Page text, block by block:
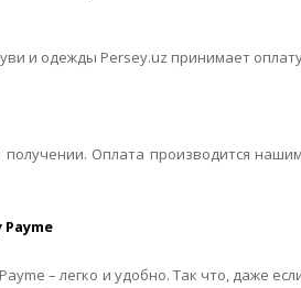
и одежды Persey.uz принимает
Оплата производится
– легко и удобно. Так что, даже